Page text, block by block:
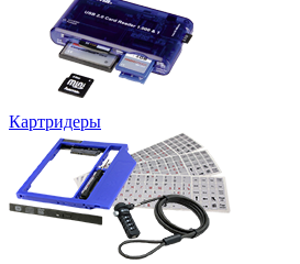
Картридеры